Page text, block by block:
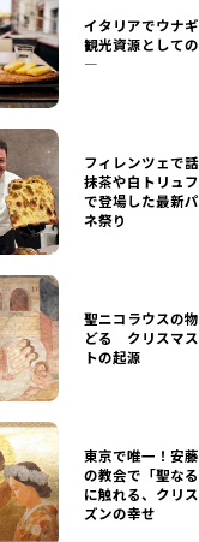
イタリアでウナ
観光資源として
―
フィレンツェで
抹茶や白トリュ
で登場した最新
ネ祭り
聖ニコラウスの
どる クリスマ
トの起源
東京で唯一！安
の教会で「聖なる
に触れる、クリ
ズンの幸せ